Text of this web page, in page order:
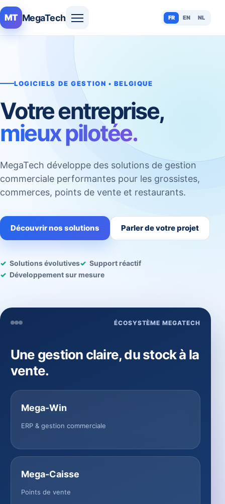
MT MegaTech FR EN NL
LOGICIELS DE GESTION • BELGIQUE
Votre entreprise,
mieux pilotée.
MegaTech développe des solutions de gestion
commerciale performantes pour les grossistes,
commerces, points de vente et restaurants.
Découvrir nos solutions Parler de votre projet
Solutions évolutives
Support réactif
Développement sur mesure
ÉCOSYSTÈME MEGATECH
Une gestion claire, du stock à la
vente.
Mega-Win
ERP & gestion commerciale
Mega-Caisse
Points de vente